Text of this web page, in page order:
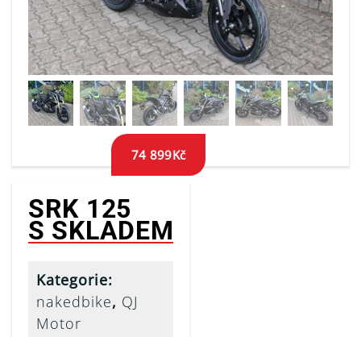
SRK 125
S SKLADEM
74 899Kč
Kategorie:
nakedbike, QJ
Motor